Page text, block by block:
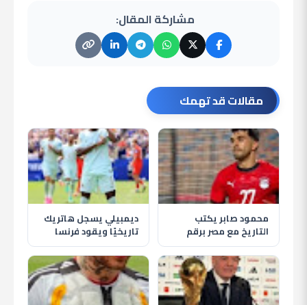
مشاركة المقال:
مقالات قد تهمك
محمود صابر يكتب
التاريخ مع مصر برقم
قياسي عالمي ويقود
الفراعنة لإنجاز جديد
بالمونديال
ديمبيلي يسجل هاتريك
تاريخيًا ويقود فرنسا
لاكتساح النرويج في
كأس العالم 2026